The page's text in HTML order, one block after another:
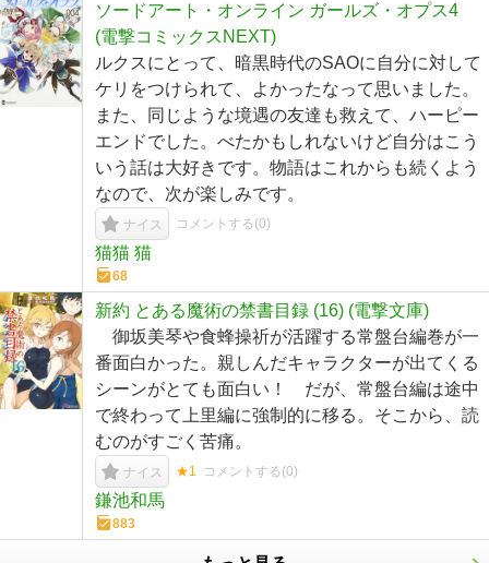
ソードアート・オンライン ガールズ・オプス4
(電撃コミックスNEXT)
ルクスにとって、暗黒時代のSAOに自分に対して
ケリをつけられて、よかったなって思いました。
また、同じような境遇の友達も救えて、ハーピー
エンドでした。べたかもしれないけど自分はこう
いう話は大好きです。物語はこれからも続くよう
なので、次が楽しみです。
ナイス コメントする(0)
猫猫 猫
68
新約 とある魔術の禁書目録 (16) (電撃文庫)
御坂美琴や食蜂操祈が活躍する常盤台編巻が一
番面白かった。親しんだキャラクターが出てくる
シーンがとても面白い！ だが、常盤台編は途中
で終わって上里編に強制的に移る。そこから、読
むのがすごく苦痛。
ナイス ★1 コメントする(0)
鎌池和馬
883